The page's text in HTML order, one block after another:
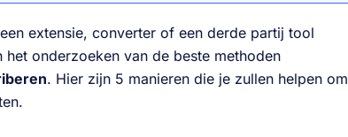
extensie, converter of een derde partij tool
onderzoeken van de beste methoden
. Hier zijn 5 manieren die je zullen helpen om